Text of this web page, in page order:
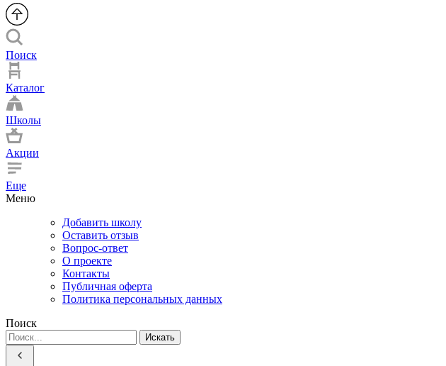
Поиск
Каталог
Школы
Акции
Еще
Меню
Добавить школу
Оставить отзыв
Вопрос-ответ
О проекте
Контакты
Публичная оферта
Политика персональных данных
Поиск
Искать